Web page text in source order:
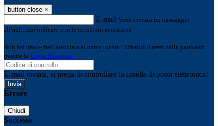
button close ×
E-mail Verrà inviato un messaggio
all'indirizzo indicato con le istruzioni necessarie.
Non hai una e-mail associata al nome utente? Effettua il reset della password
tramite la Login Spaggiari
E-mail inviata, si prega di controllare la casella di posta elettronica!
Errore
Chiudi
Successo